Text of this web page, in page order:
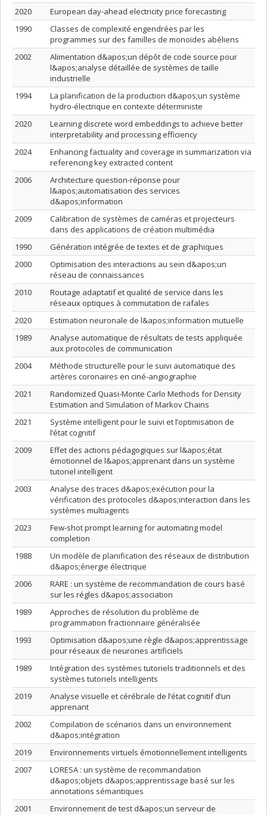
2020
European day-ahead electricity price forecasting
1990
Classes de complexité engendrées par les
programmes sur des familles de monoïdes abéliens
2002
Alimentation d&apos;un dépôt de code source pour
l&apos;analyse détaillée de systèmes de taille
industrielle
1994
La planification de la production d&apos;un système
hydro-électrique en contexte déterministe
2020
Learning discrete word embeddings to achieve better
interpretability and processing efficiency
2024
Enhancing factuality and coverage in summarization via
referencing key extracted content
2006
Architecture question-réponse pour
l&apos;automatisation des services
d&apos;information
2009
Calibration de systèmes de caméras et projecteurs
dans des applications de création multimédia
1990
Génération intégrée de textes et de graphiques
2000
Optimisation des interactions au sein d&apos;un
réseau de connaissances
2010
Routage adaptatif et qualité de service dans les
réseaux optiques à commutation de rafales
2020
Estimation neuronale de l&apos;information mutuelle
1989
Analyse automatique de résultats de tests appliquée
aux protocoles de communication
2004
Méthode structurelle pour le suivi automatique des
artères coronaires en ciné-angiographie
2021
Randomized Quasi-Monte Carlo Methods for Density
Estimation and Simulation of Markov Chains
2021
Système intelligent pour le suivi et l’optimisation de
l’état cognitif
2009
Effet des actions pédagogiques sur l&apos;état
émotionnel de l&apos;apprenant dans un système
tutoriel intelligent
2003
Analyse des traces d&apos;exécution pour la
vérification des protocoles d&apos;interaction dans les
systèmes multiagents
2023
Few-shot prompt learning for automating model
completion
1988
Un modèle de planification des réseaux de distribution
d&apos;énergie électrique
2006
RARE : un système de recommandation de cours basé
sur les régles d&apos;association
1989
Approches de résolution du problème de
programmation fractionnaire généralisée
1993
Optimisation d&apos;une règle d&apos;apprentissage
pour réseaux de neurones artificiels
1989
Intégration des systèmes tutoriels traditionnels et des
systèmes tutoriels intelligents
2019
Analyse visuelle et cérébrale de l’état cognitif d’un
apprenant
2002
Compilation de scénarios dans un environnement
d&apos;intégration
2019
Environnements virtuels émotionnellement intelligents
2007
LORESA : un système de recommandation
d&apos;objets d&apos;apprentissage basé sur les
annotations sémantiques
2001
Environnement de test d&apos;un serveur de